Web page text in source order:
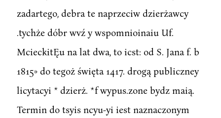
zadartego, debra te naprzeciw dzierżawcy
.tychże dóbr wvź y wspomnioinaiu Uf.
McieckitĘu na lat dwa, to icst: od S. Jana f. b
1815» do tegoż święta 1417. drogą publiczney
licytacyi * dzierż. *f wypus.zone bydz maią.
Termin do tsyis ncyu-yi iest naznaczonym